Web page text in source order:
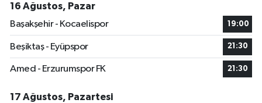
16 Ağustos, Pazar
Başakşehir - Kocaelispor
19:00
Beşiktaş - Eyüpspor 21:30
Amed - Erzurumspor FK 21:30
17 Ağustos, Pazartesi